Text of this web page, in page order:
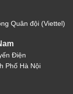
Quân đội (Viettel)
Điện
Phố Hà Nội